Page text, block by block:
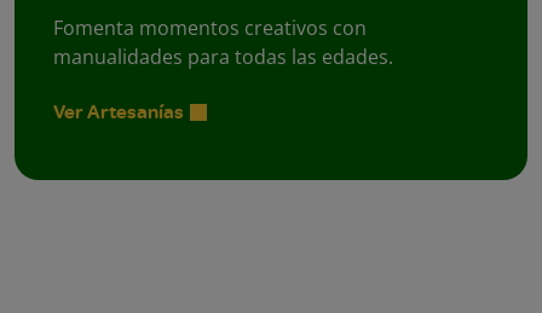
Fomenta momentos creativos con
manualidades para todas las edades.
Ver Artesanías